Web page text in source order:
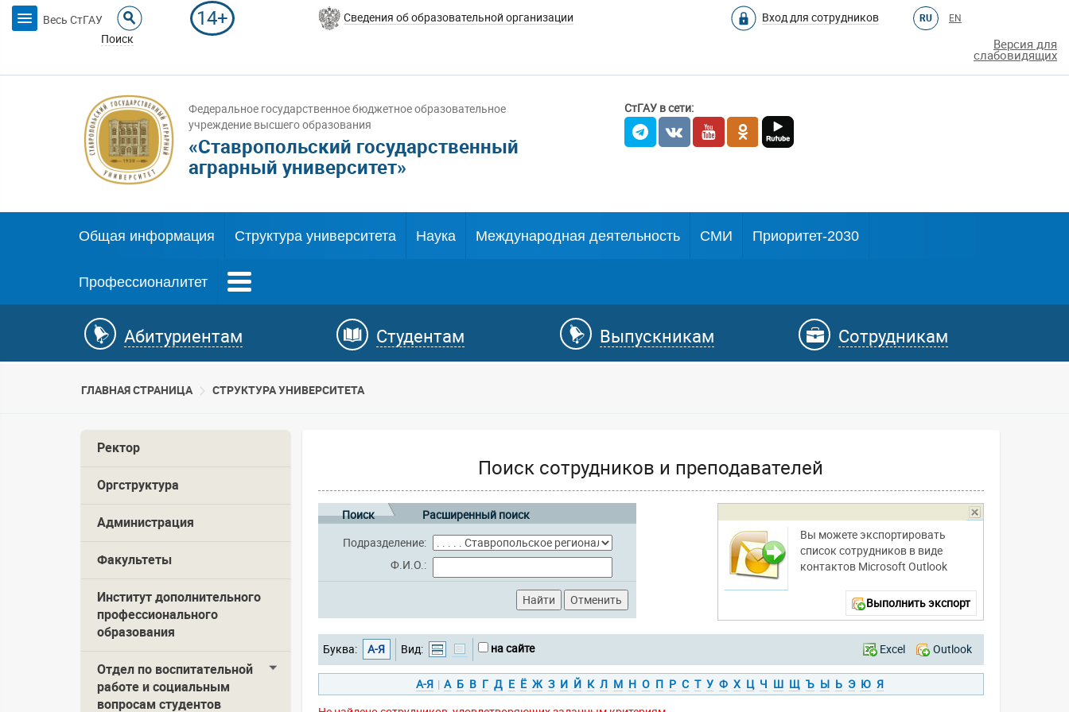
Весь СтГАУ
Поиск
14+ Сведения об образовательной организации Вход для сотрудников RU EN
Версия для
слабовидящих
Федеральное государственное бюджетное образовательное
учреждение высшего образования
«Ставропольский государственный
аграрный университет»
СтГАУ в сети:
Общая информация Структура университета Наука Международная деятельность СМИ Приоритет-2030
Профессионалитет
Абитуриентам Студентам Выпускникам Сотрудникам
ГЛАВНАЯ СТРАНИЦА CТРУКТУРА УНИВЕРСИТЕТА
Ректор
Оргструктура
Администрация
Факультеты
Институт дополнительного
профессионального
образования
Отдел по воспитательной
работе и социальным
вопросам студентов
Поиск сотрудников и преподавателей
Вы можете экспортировать
список сотрудников в виде
контактов Microsoft Outlook
Выполнить экспорт
Поиск Расширенный поиск
Подразделение:
Ф.И.О.:
Буква: А-Я Вид: на сайте Excel Outlook
А-Я | А Б В Г Д Е Ё Ж З И Й К Л М Н О П Р С Т У Ф Х Ц Ч Ш Щ Ъ Ы Ь Э Ю Я